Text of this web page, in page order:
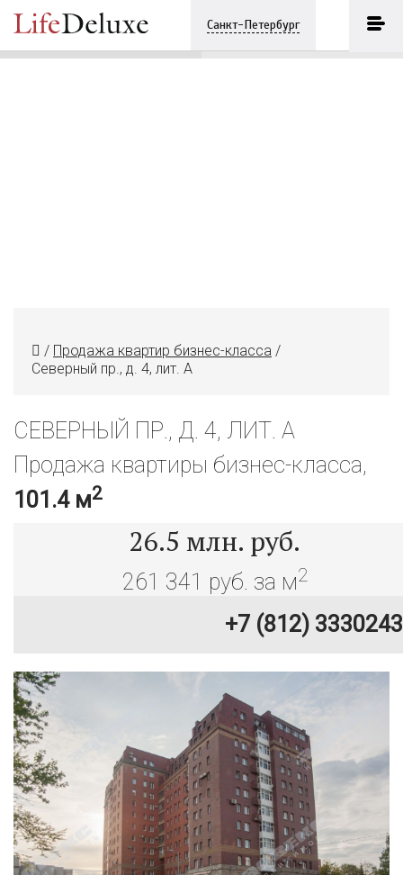
Санкт-Петербург
/ Продажа квартир бизнес-класса /
Северный пр., д. 4, лит. А
СЕВЕРНЫЙ ПР., Д. 4, ЛИТ. А
Продажа квартиры бизнес-класса,
101.4 м2
26.5 млн. руб.
261 341 руб. за м2
+7 (812) 3330243
Северный пр., д. 4, лит. А
+7 (812) 3330243 ПОЗВОНИТЬ